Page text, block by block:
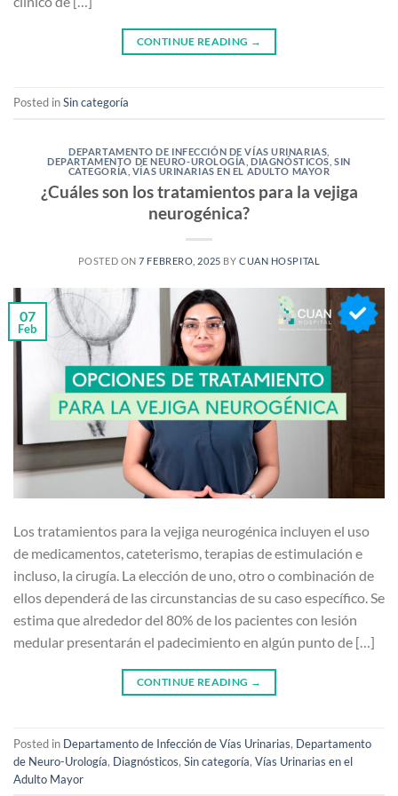
CONTINUE READING →
Posted inSin categoría
DEPARTAMENTO DE INFECCIÓN DE VÍAS URINARIAS
DEPARTAMENTO DE NEURO-UROLOGÍA ,DIAGNÓSTICOS ,SIN
CATEGORÍA VÍAS URINARIAS EN EL ADULTO MAYOR
¿Cuáles son los tratamientos para la vejiga
neurogénica?
POSTED ON7 FEBRERO, 2025 BY CUAN HOSPITAL
07
Feb
Los tratamientos para la vejiga neurogénica incluyen el uso
de medicamentos, cateterismo, terapias de estimulación e
incluso, la cirugía. La elección de uno, otro o combinación de
ellos dependerá de las circunstancias de su caso específico. Se
estima que alrededor del 80% de los pacientes con lesión
medular presentarán el padecimiento en algún punto de […]
CONTINUE READING →
Posted in Departamento de Infección de Vías Urinarias, Departamento
de Neuro-Urología, Diagnósticos, Sin categoría, Vías Urinarias en el
Adulto Mayor